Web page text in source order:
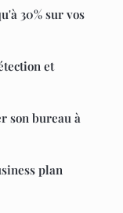
30% sur vos
et
son bureau à
plan